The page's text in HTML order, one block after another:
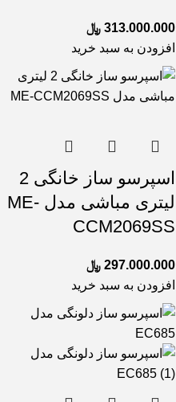
313.000.000 ﷼
افزودن به سبد خرید
اسپرسو ساز خانگی 2
لیتری مباشی مدل ME-
CCM2069SS
297.000.000 ﷼
افزودن به سبد خرید